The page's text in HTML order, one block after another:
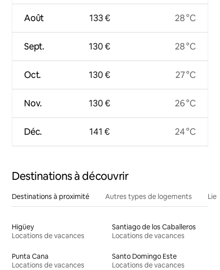
Août
Sept.
Oct.
Nov.
Déc.
133 €
130 €
130 €
130 €
141 €
28 °C
28 °C
27 °C
26 °C
24 °C
Destinations à découvrir
Destinations à proximité Autres types de logements
Higüey
Locations de vacances
Santiago de los Caballeros
Locations de vacances
Punta Cana
Locations de vacances
Santo Domingo Este
Locations de vacances